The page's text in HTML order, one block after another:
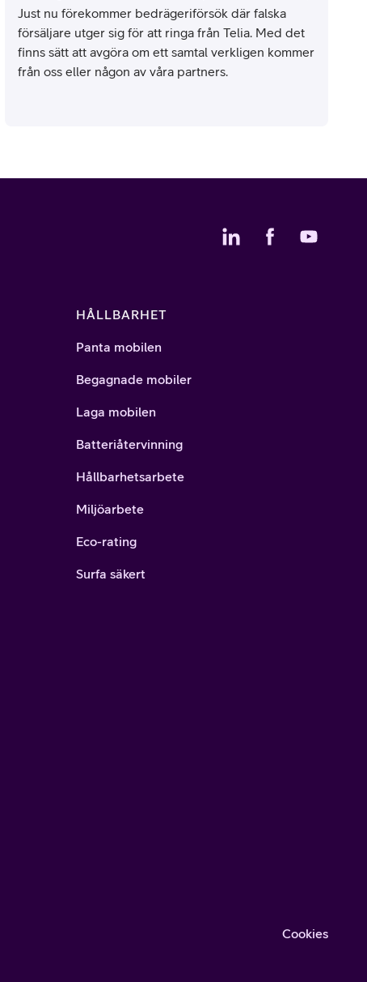
Just nu förekommer bedrägeriförsök där falska
försäljare utger sig för att ringa från Telia. Med det
finns sätt att avgöra om ett samtal verkligen kommer
från oss eller någon av våra partners.
HÅLLBARHET
Panta mobilen
Begagnade mobiler
Laga mobilen
Batteriåtervinning
Hållbarhetsarbete
Miljöarbete
Eco-rating
Surfa säkert
Cookies